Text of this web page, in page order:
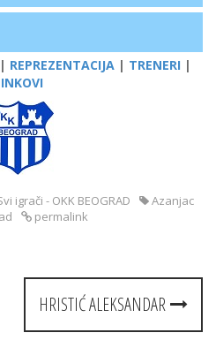
| REPREZENTACIJA | TRENERI |
igrači - OKK BEOGRAD
Azanjac
permalink
HRISTIĆ ALEKSANDAR